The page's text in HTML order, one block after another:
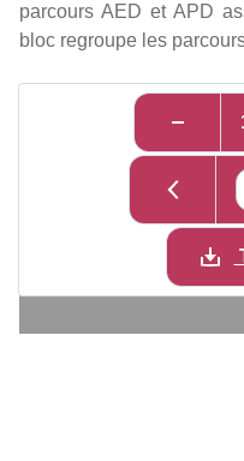
parcours AED et APD
bloc regroupe les